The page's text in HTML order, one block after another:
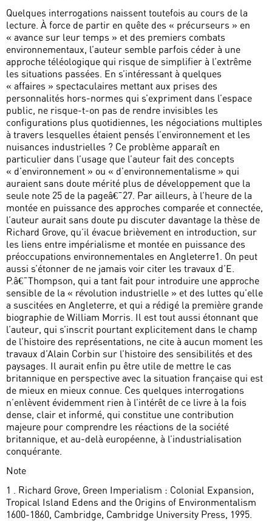
Quelques interrogations naissent toutefois au cours de la
lecture. À force de partir en quête des « précurseurs » en
« avance sur leur temps » et des premiers combats
environnementaux, l’auteur semble parfois céder à une
approche téléologique qui risque de simplifier à l’extrême
les situations passées. En s’intéressant à quelques
« affaires » spectaculaires mettant aux prises des
personnalités hors-normes qui s’expriment dans l’espace
public, ne risque-t-on pas de rendre invisibles les
configurations plus quotidiennes, les négociations multiples
à travers lesquelles étaient pensés l’environnement et les
nuisances industrielles ? Ce problème apparaît en
particulier dans l’usage que l’auteur fait des concepts
« d’environnement » ou « d’environnementalisme » qui
auraient sans doute mérité plus de développement que la
seule note 25 de la pageâ€¯27. Par ailleurs, à l’heure de la
montée en puissance des approches comparée et connectée,
l’auteur aurait sans doute pu discuter davantage la thèse de
Richard Grove, qu’il évacue brièvement en introduction, sur
les liens entre impérialisme et montée en puissance des
préoccupations environnementales en Angleterre1. On peut
aussi s’étonner de ne jamais voir citer les travaux d’E.
P.â€¯Thompson, qui a tant fait pour introduire une approche
sensible de la « révolution industrielle » et des luttes qu’elle
a suscitées en Angleterre, et qui a rédigé la première grande
biographie de William Morris. Il est tout aussi étonnant que
l’auteur, qui s’inscrit pourtant explicitement dans le champ
de l’histoire des représentations, ne cite à aucun moment les
travaux d’Alain Corbin sur l’histoire des sensibilités et des
paysages. Il aurait enfin pu être utile de mettre le cas
britannique en perspective avec la situation française qui est
de mieux en mieux connue. Ces quelques interrogations
n’enlèvent évidemment rien à l’intérêt de ce livre à la fois
dense, clair et informé, qui constitue une contribution
majeure pour comprendre les réactions de la société
britannique, et au-delà européenne, à l’industrialisation
conquérante.
Note
1 . Richard Grove, Green Imperialism : Colonial Expansion,
Tropical Island Edens and the Origins of Environmentalism
1600-1860, Cambridge, Cambridge University Press, 1995.